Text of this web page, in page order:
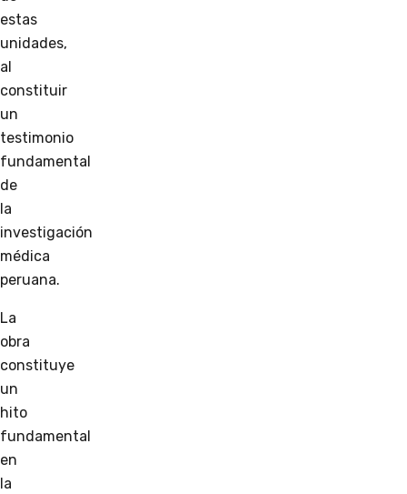
estas
unidades,
al
constituir
un
testimonio
fundamental
de
la
investigación
médica
peruana.
La
obra
constituye
un
hito
fundamental
en
la